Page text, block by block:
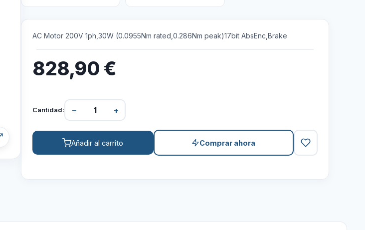
AC Motor 200V 1ph,30W (0.0955Nm rated,0.286Nm peak)17bit AbsEnc,Brake
828,90€
Cantidad: − +
Añadir al carrito Comprar ahora